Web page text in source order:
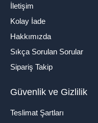
İletişim
Kolay İade
Hakkımızda
Sıkça Sorulan Sorular
Sipariş Takip
Güvenlik ve Gizlilik
Teslimat Şartları